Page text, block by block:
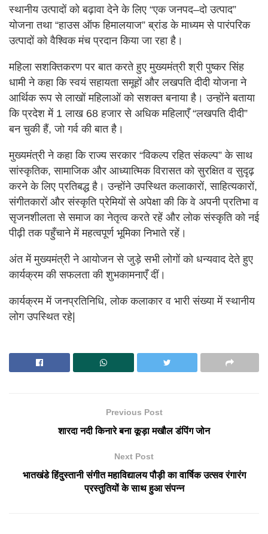
स्थानीय उत्पादों को बढ़ावा देने के लिए “एक जनपद–दो उत्पाद”
योजना तथा “हाउस ऑफ हिमालयाज” ब्रांड के माध्यम से पारंपरिक
उत्पादों को वैश्विक मंच प्रदान किया जा रहा है।
महिला सशक्तिकरण पर बात करते हुए मुख्यमंत्री श्री पुष्कर सिंह
धामी ने कहा कि स्वयं सहायता समूहों और लखपति दीदी योजना ने
आर्थिक रूप से लाखों महिलाओं को सशक्त बनाया है। उन्होंने बताया
कि प्रदेश में 1 लाख 68 हजार से अधिक महिलाएँ “लखपति दीदी”
बन चुकी हैं, जो गर्व की बात है।
मुख्यमंत्री ने कहा कि राज्य सरकार “विकल्प रहित संकल्प” के साथ
सांस्कृतिक, सामाजिक और आध्यात्मिक विरासत को सुरक्षित व सुदृढ़
करने के लिए प्रतिबद्ध है। उन्होंने उपस्थित कलाकारों, साहित्यकारों,
संगीतकारों और संस्कृति प्रेमियों से अपेक्षा की कि वे अपनी प्रतिभा व
सृजनशीलता से समाज का नेतृत्व करते रहें और लोक संस्कृति को नई
पीढ़ी तक पहुँचाने में महत्वपूर्ण भूमिका निभाते रहें।
अंत में मुख्यमंत्री ने आयोजन से जुड़े सभी लोगों को धन्यवाद देते हुए
कार्यक्रम की सफलता की शुभकामनाएँ दीं।
कार्यक्रम में जनप्रतिनिधि, लोक कलाकार व भारी संख्या में स्थानीय
लोग उपस्थित रहे|
Previous Post
शारदा नदी किनारे बना कूड़ा मखौल डंपिंग जोन
Next Post
भातखंडे हिंदुस्तानी संगीत महाविद्यालय पौड़ी का वार्षिक उत्सव रंगारंग
प्रस्तुतियों के साथ हुआ संपन्न